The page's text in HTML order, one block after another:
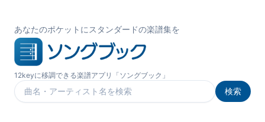
あなたのポケットにスタンダードの楽譜集を
12keyに移調できる楽譜アプリ「ソングブック」
楽曲を検索
検索